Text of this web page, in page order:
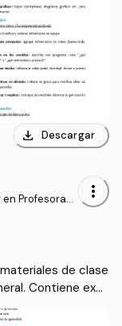
download Descargar
en Profesorad
de Idi
more_vert
de clase
Contiene expli